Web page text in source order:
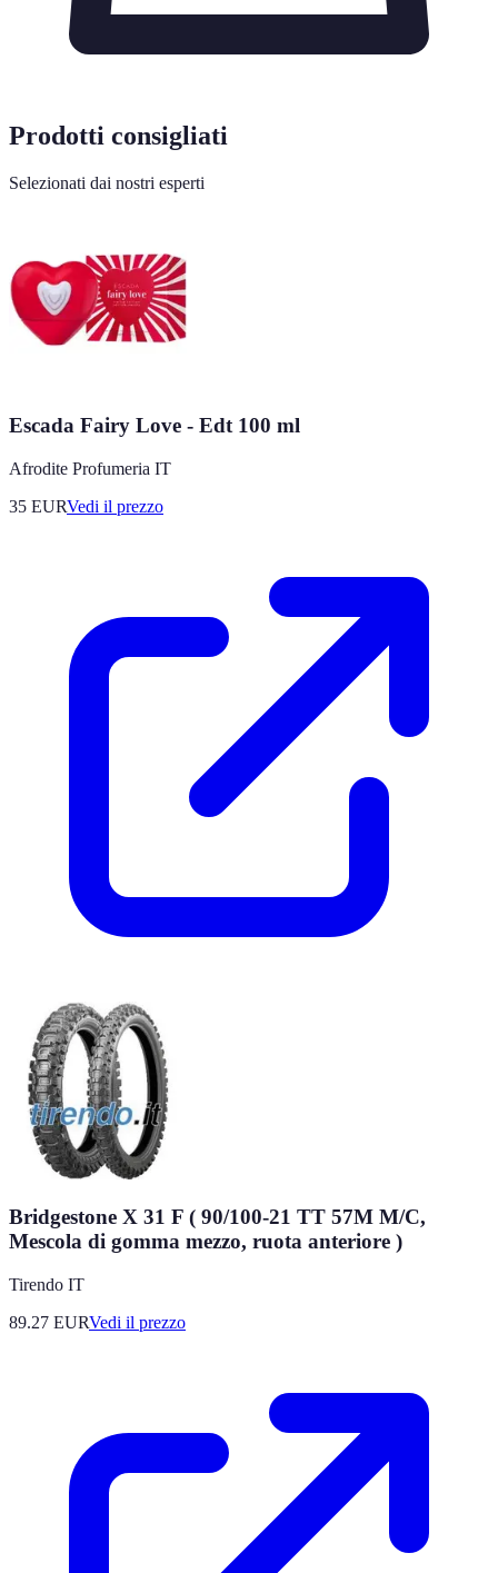
Prodotti consigliati
Selezionati dai nostri esperti
Escada Fairy Love - Edt 100 ml
Afrodite Profumeria IT
35 EURVedi il prezzo
Bridgestone X 31 F ( 90/100-21 TT 57M M/C,
Mescola di gomma mezzo, ruota anteriore )
Tirendo IT
89.27 EURVedi il prezzo